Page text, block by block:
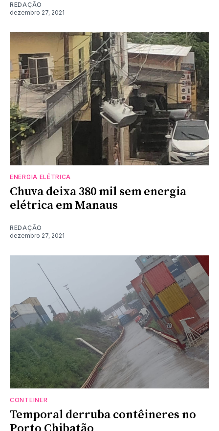
REDAÇÃO
dezembro 27, 2021
ENERGIA ELÉTRICA
Chuva deixa 380 mil sem energia
elétrica em Manaus
REDAÇÃO
dezembro 27, 2021
CONTEINER
Temporal derruba contêineres no